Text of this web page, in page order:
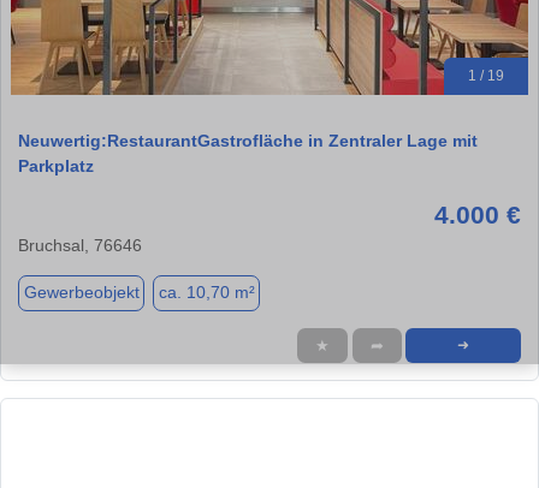
1 / 19
Neuwertig:RestaurantGastrofläche in Zentraler Lage mit
Parkplatz
4.000 €
Bruchsal, 76646
Gewerbeobjekt ca. 10,70 m²
★ ➦ ➜